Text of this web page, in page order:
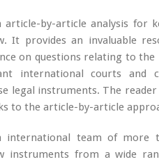
article-by-article analysis for
It provides an invaluable
on questions relating to
international courts and
legal instruments. The
to the article-by-article
international team of more
instruments from a wide